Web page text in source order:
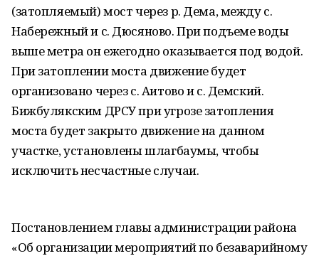
(затопляемый) мост через р. Дема, между с.
Набережный и с. Дюсяново. При подъеме воды
выше метра он ежегодно оказывается под водой.
При затоплении моста движение будет
организовано через с. Аитово и с. Демский.
Бижбулякским ДРСУ при угрозе затопления
моста будет закрыто движение на данном
участке, установлены шлагбаумы, чтобы
исключить несчастные случаи.
Постановлением главы администрации района
«Об организации мероприятий по безаварийному